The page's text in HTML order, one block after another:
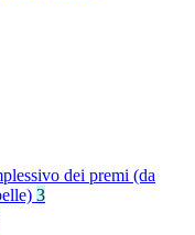
dei premi (da
3